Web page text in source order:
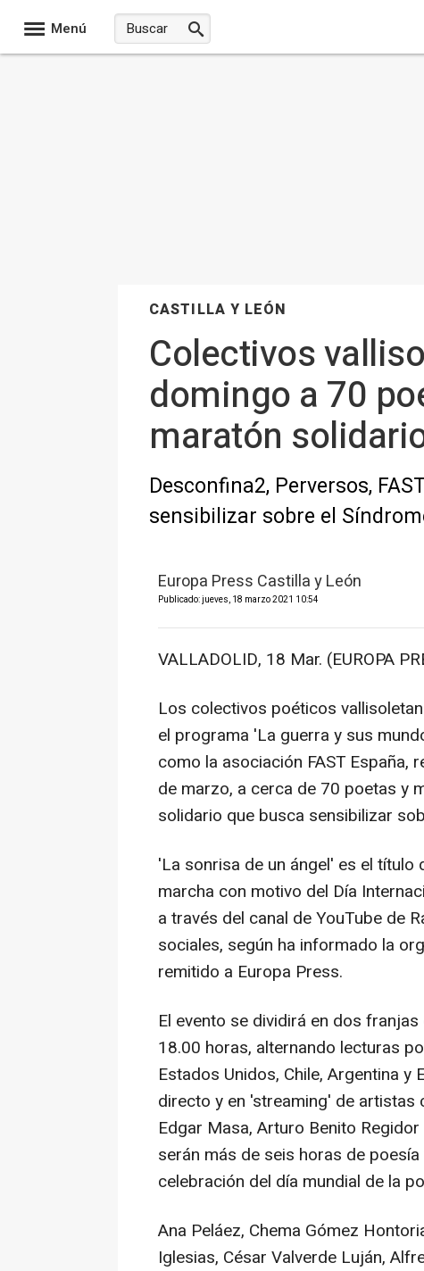
Menú
CASTILLA Y LEÓN
Colectivos
domingo a 70
maratón
Desconfina2, Perversos,
sensibilizar sobre el
Europa Press Castilla y León
Publicado: jueves, 18 marzo 2021 10:54
VALLADOLID, 18 Mar. (EUROPA
Los colectivos poéticos
el programa 'La guerra y sus
como la asociación FAST España,
de marzo, a cerca de 70 poetas y
solidario que busca sensibilizar
'La sonrisa de un ángel' es el
marcha con motivo del Día
a través del canal de YouTube de
sociales, según ha informado la
remitido a Europa Press.
El evento se dividirá en dos
18.00 horas, alternando lecturas
Estados Unidos, Chile, Argentina
directo y en 'streaming' de artistas
Edgar Masa, Arturo Benito
serán más de seis horas de
celebración del día mundial de la
Ana Peláez, Chema Gómez
Iglesias, César Valverde Luján,